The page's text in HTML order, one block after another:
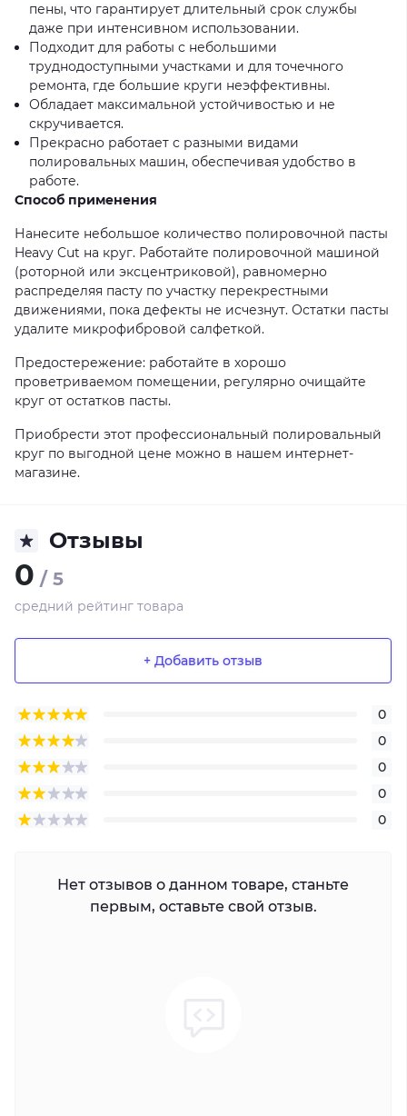
пены, что гарантирует длительный срок службы
даже при интенсивном использовании.
Подходит для работы с небольшими
труднодоступными участками и для точечного
ремонта, где большие круги неэффективны.
Обладает максимальной устойчивостью и не
скручивается.
Прекрасно работает с разными видами
полировальных машин, обеспечивая удобство в
работе.
Способ применения
Нанесите небольшое количество полировочной пасты
Heavy Cut на круг. Работайте полировочной машиной
(роторной или эксцентриковой), равномерно
распределяя пасту по участку перекрестными
движениями, пока дефекты не исчезнут. Остатки пасты
удалите микрофибровой салфеткой.
Предостережение: работайте в хорошо
проветриваемом помещении, регулярно очищайте
круг от остатков пасты.
Приобрести этот профессиональный полировальный
круг по выгодной цене можно в нашем интернет-
магазине.
Отзывы
0 / 5
средний рейтинг товара
+ Добавить отзыв
0
0
0
0
0
Нет отзывов о данном товаре, станьте
первым, оставьте свой отзыв.